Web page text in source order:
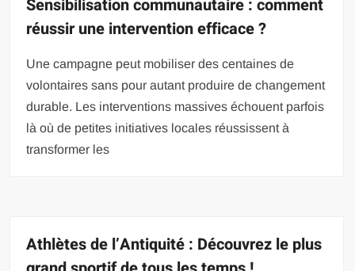
Sensibilisation communautaire : comment
réussir une intervention efficace ?
Une campagne peut mobiliser des centaines de
volontaires sans pour autant produire de changement
durable. Les interventions massives échouent parfois
là où de petites initiatives locales réussissent à
transformer les
Athlètes de l’Antiquité : Découvrez le plus